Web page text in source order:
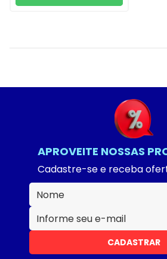
APROVEITE NOSSAS
Cadastre-se e receba
CADASTRAR